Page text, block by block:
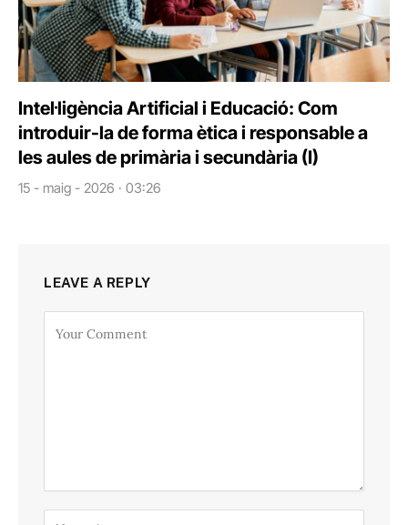
Intel·ligència Artificial i Educació: Com
introduir-la de forma ètica i responsable a
les aules de primària i secundària (I)
15 - maig - 2026 · 03:26
LEAVE A REPLY